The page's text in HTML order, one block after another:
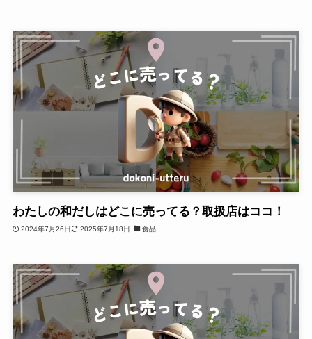
わたしの和だしはどこに売ってる？取扱店はココ！
2024年7月26日 2025年7月18日 食品